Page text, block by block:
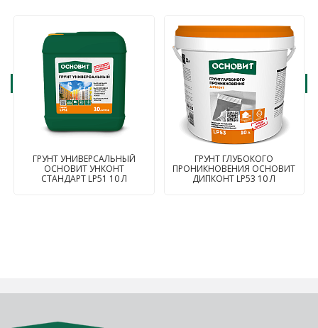
ГРУНТ УНИВЕРСАЛЬНЫЙ
ОСНОВИТ УНКОНТ
СТАНДАРТ LP51 10 Л
ГРУНТ ГЛУБОКОГО
ПРОНИКНОВЕНИЯ ОСНОВИТ
ДИПКОНТ LP53 10 Л